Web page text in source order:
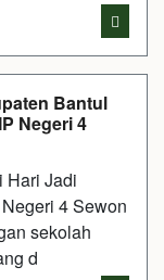
Bantul
Negeri 4
Hari Jadi
4 Sewon
sekolah
d